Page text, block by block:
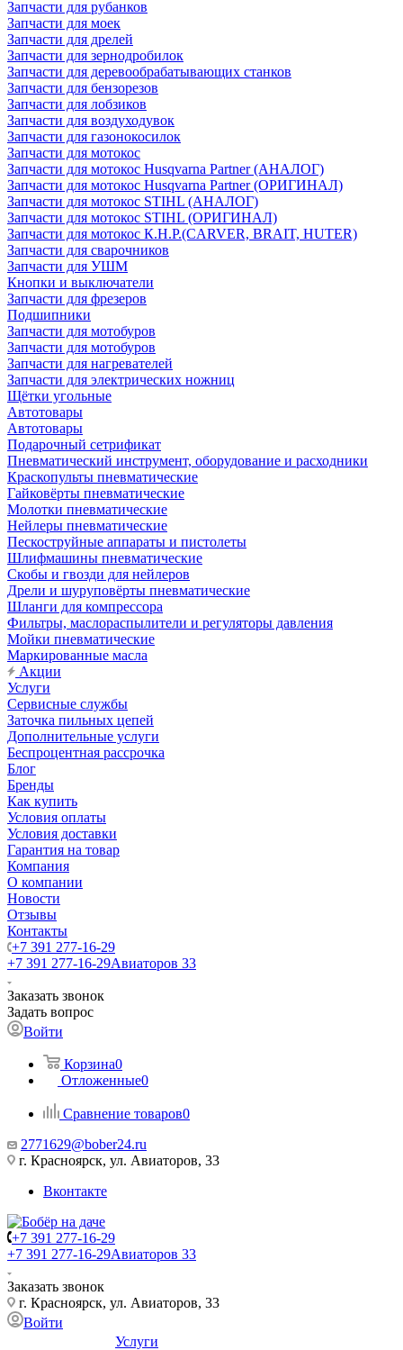
Запчасти для рубанков
Запчасти для моек
Запчасти для дрелей
Запчасти для зернодробилок
Запчасти для деревообрабатывающих станков
Запчасти для бензорезов
Запчасти для лобзиков
Запчасти для воздуходувок
Запчасти для газонокосилок
Запчасти для мотокос
Запчасти для мотокос Husqvarna Partner (АНАЛОГ)
Запчасти для мотокос Husqvarna Partner (ОРИГИНАЛ)
Запчасти для мотокос STIHL (АНАЛОГ)
Запчасти для мотокос STIHL (ОРИГИНАЛ)
Запчасти для мотокос К.Н.Р.(CARVER, BRAIT, HUTER)
Запчасти для сварочников
Запчасти для УШМ
Кнопки и выключатели
Запчасти для фрезеров
Подшипники
Запчасти для мотобуров
Запчасти для мотобуров
Запчасти для нагревателей
Запчасти для электрических ножниц
Щётки угольные
Автотовары
Автотовары
Подарочный сетрификат
Пневматический инструмент, оборудование и расходники
Краскопульты пневматические
Гайковёрты пневматические
Молотки пневматические
Нейлеры пневматические
Пескоструйные аппараты и пистолеты
Шлифмашины пневматические
Скобы и гвозди для нейлеров
Дрели и шуруповёрты пневматические
Шланги для компрессора
Фильтры, маслораспылители и регуляторы давления
Мойки пневматические
Маркированные масла
Акции
Услуги
Сервисные службы
Заточка пильных цепей
Дополнительные услуги
Беспроцентная рассрочка
Блог
Бренды
Как купить
Условия оплаты
Условия доставки
Гарантия на товар
Компания
О компании
Новости
Отзывы
Контакты
+7 391 277-16-29
+7 391 277-16-29Авиаторов 33
Заказать звонок
Задать вопрос
Войти
Корзина0
Отложенные0
Сравнение товаров0
2771629@bober24.ru
г. Красноярск, ул. Авиаторов, 33
Вконтакте
+7 391 277-16-29
+7 391 277-16-29Авиаторов 33
Заказать звонок
г. Красноярск, ул. Авиаторов, 33
Войти
Услуги